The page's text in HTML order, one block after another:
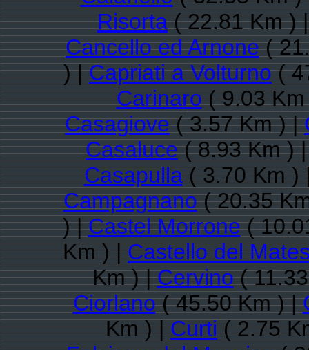
Risorta( 22.81 Km )
Cancello ed Arnone(
) |Capriati a Volturno(
Carinaro( 9.03
Casagiove( 3.57 Km ) |
Casaluce( 8.93 Km )
Casapulla( 3.70 Km )
Campagnano( 20.35
) |Castel Morrone(
Km ) |Castello del
Km ) |Cervino(
Ciorlano( 45.50 Km ) |
Km ) |Curti( 2.75